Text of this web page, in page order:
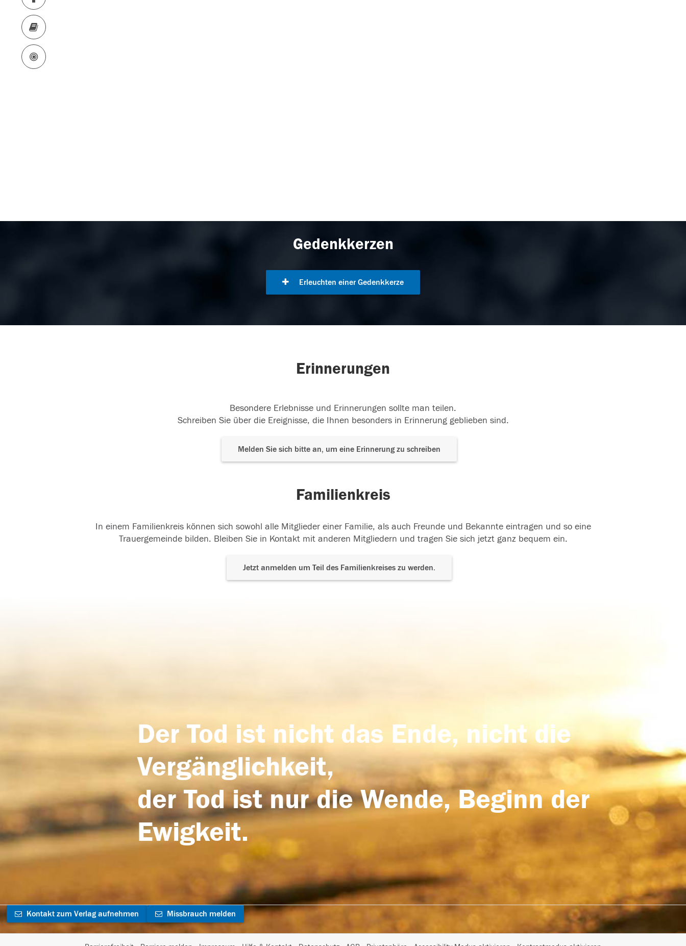
Gedenkkerzen
Erleuchten einer Gedenkkerze
Erinnerungen
Besondere Erlebnisse und Erinnerungen sollte man teilen.
Schreiben Sie über die Ereignisse, die Ihnen besonders in Erinnerung geblieben sind.
Melden Sie sich bitte an, um eine Erinnerung zu schreiben
Familienkreis
In einem Familienkreis können sich sowohl alle Mitglieder einer Familie, als auch Freunde und Bekannte eintragen und so eine
Trauergemeinde bilden. Bleiben Sie in Kontakt mit anderen Mitgliedern und tragen Sie sich jetzt ganz bequem ein.
Jetzt anmelden um Teil des Familienkreises zu werden.
Der Tod ist nicht das Ende, nicht die
Vergänglichkeit,
der Tod ist nur die Wende, Beginn der
Ewigkeit.
Kontakt zum Verlag aufnehmen Missbrauch melden